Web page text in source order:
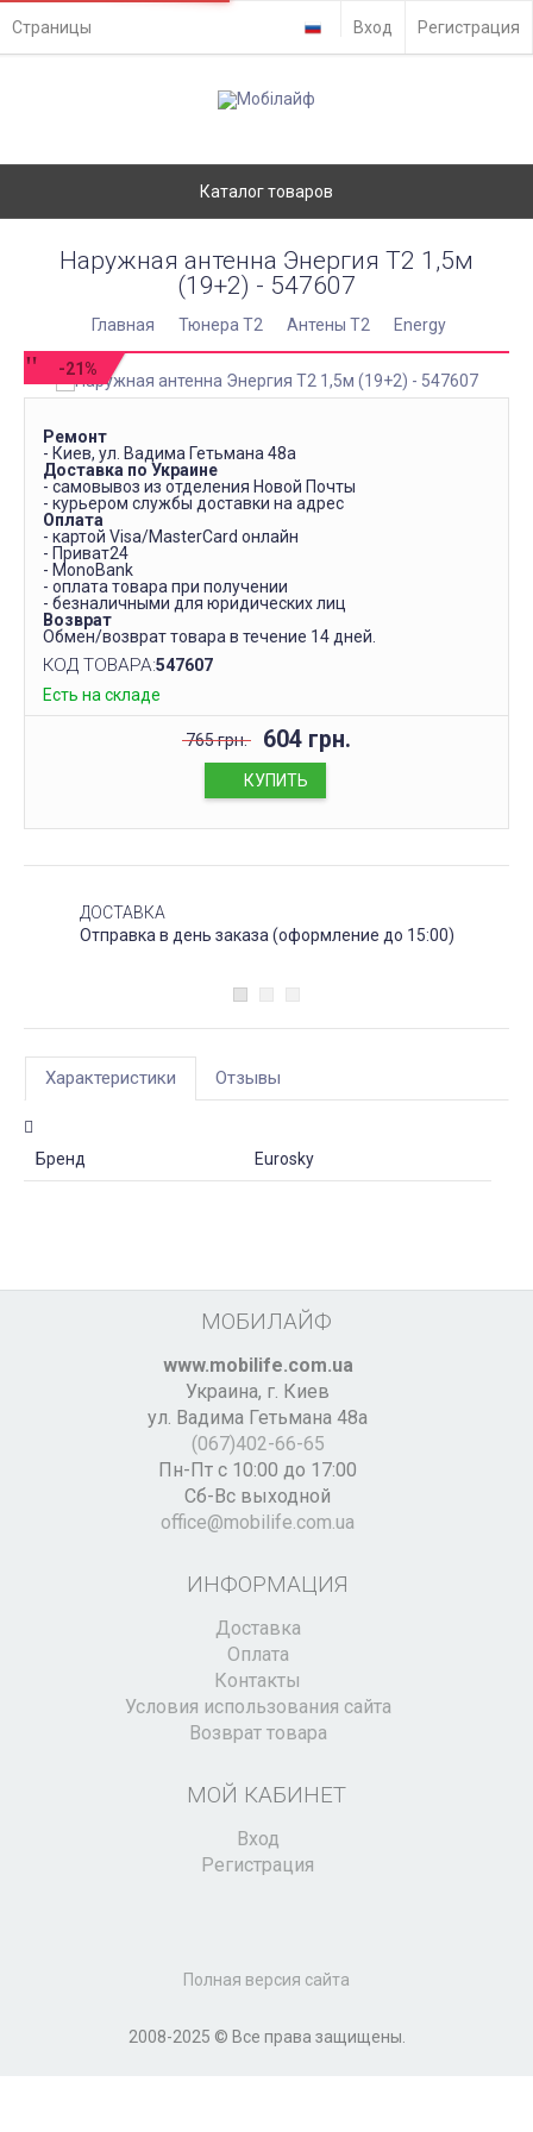
Страницы Вход Регистрация
Каталог товаров
Наружная антенна Энергия Т2 1,5м
(19+2) - 547607
Главная Тюнера T2 Антены Т2 Energy
-21%
Ремонт
- Киев, ул. Вадима Гетьмана 48а
Доставка по Украине
- самовывоз из отделения Новой Почты
- курьером службы доставки на адрес
Оплата
- картой Visa/MasterCard онлайн
- Приват24
- MonoBank
- оплата товара при получении
- безналичными для юридических лиц
Возврат
Обмен/возврат товара в течение 14 дней.
КОД ТОВАРА:547607
Есть на складе
765 грн. 604 грн.
КУПИТЬ
ДОСТАВКА
Отправка в день заказа (оформление до 15:00)
Характеристики Отзывы
Бренд Eurosky
МОБИЛАЙФ
www.mobilife.com.ua
Украина, г. Киев
ул. Вадима Гетьмана 48а
(067)402-66-65
Пн-Пт с 10:00 до 17:00
Сб-Вс выходной
office@mobilife.com.ua
ИНФОРМАЦИЯ
Доставка
Оплата
Контакты
Условия использования сайта
Возврат товара
МОЙ КАБИНЕТ
Вход
Регистрация
Полная версия сайта
2008-2025 © Все права защищены.